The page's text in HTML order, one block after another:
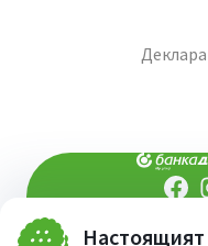
Настоящият
При въпроси -